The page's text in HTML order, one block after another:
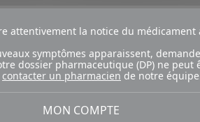
attentivement la notice du
symptômes apparaissent,
dossier pharmaceutique (DP) ne
contacter un pharmacien de notre
MON COMPTE